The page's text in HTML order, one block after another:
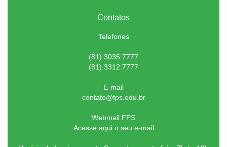
Contatos
Telefones
(81) 3035.7777
(81) 3312.7777
E-mail
contato@fps.edu.br
Webmail FPS
Acesse aqui o seu e-mail